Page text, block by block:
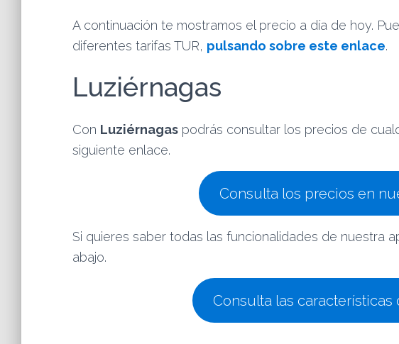
A continuación te mostramos el precio a día de hoy.
diferentes tarifas TUR, pulsando sobre este enlace.
Luziérnagas
Con Luziérnagas podrás consultar los precios de
siguiente enlace.
Consulta los precios en
Si quieres saber todas las funcionalidades de nuestra
abajo.
Consulta las características